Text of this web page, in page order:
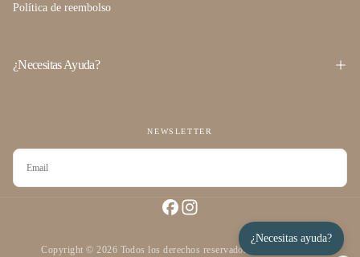
¿Necesitas ayuda?
Política de reembolso
¿Necesitas Ayuda?
NEWSLETTER
CORREO
ELECTRÓNICO
SUSCRIBIRSE
Copyright © 2026 Todos los derechos reservados desarrollado por